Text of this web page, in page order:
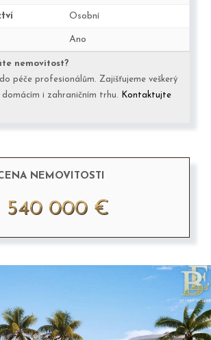
Osobní
Ano
nemovitost?
péče profesionálům. Zajišťujeme veškerý
domácím i zahraničním trhu.
Kontaktujte
NEMOVITOSTI
540 000 €